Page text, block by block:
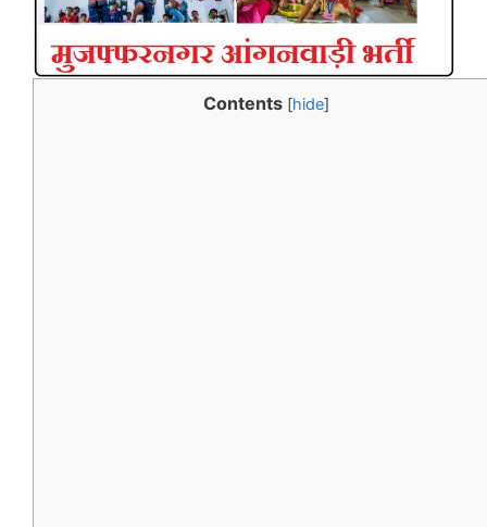
Contents [hide]